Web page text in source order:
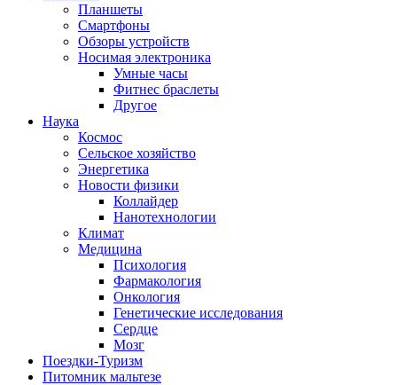
Планшеты
Смартфоны
Обзоры устройств
Носимая электроника
Умные часы
Фитнес браслеты
Другое
Наука
Космос
Сельское хозяйство
Энергетика
Новости физики
Коллайдер
Нанотехнологии
Климат
Медицина
Психология
Фармакология
Онкология
Генетические исследования
Сердце
Мозг
Поездки-Туризм
Питомник мальтезе